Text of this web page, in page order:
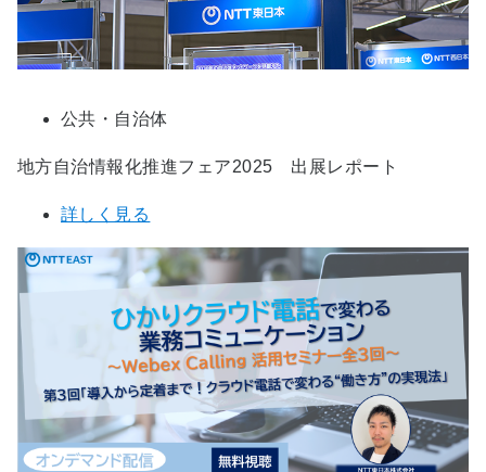
公共・自治体
地方自治情報化推進フェア2025 出展レポート
詳しく見る